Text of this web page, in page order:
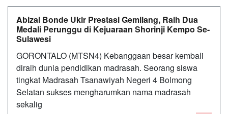
Abizal Bonde Ukir Prestasi Gemilang, Raih Dua
Medali Perunggu di Kejuaraan Shorinji Kempo Se-
Sulawesi
GORONTALO (MTSN4) Kebanggaan besar kembali
diraih dunia pendidikan madrasah. Seorang siswa
tingkat Madrasah Tsanawiyah Negeri 4 Bolmong
Selatan sukses mengharumkan nama madrasah
sekalig